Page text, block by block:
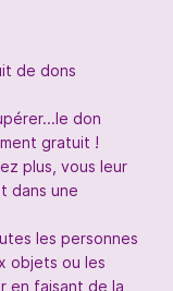
de dons
don
gratuit !
plus, vous leur
dans une
les personnes
objets ou les
en faisant de la